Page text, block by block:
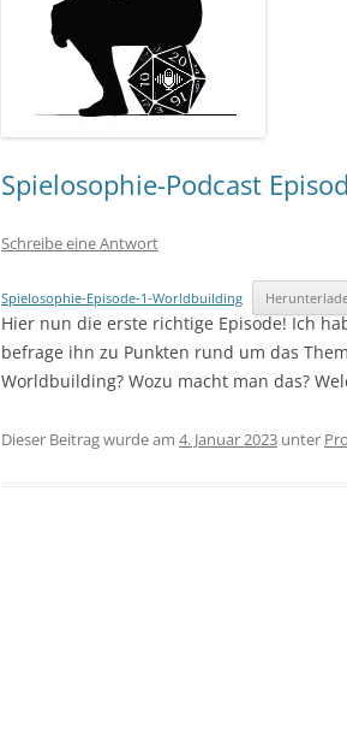
Spielosophie-Podcast
Schreibe eine Antwort
Spielosophie-Episode-1-Worldbuilding
Hier nun die erste richtige Episode! Ich
befrage ihn zu Punkten rund um das
Worldbuilding? Wozu macht man das?
Dieser Beitrag wurde am 4. Januar 2023 unter